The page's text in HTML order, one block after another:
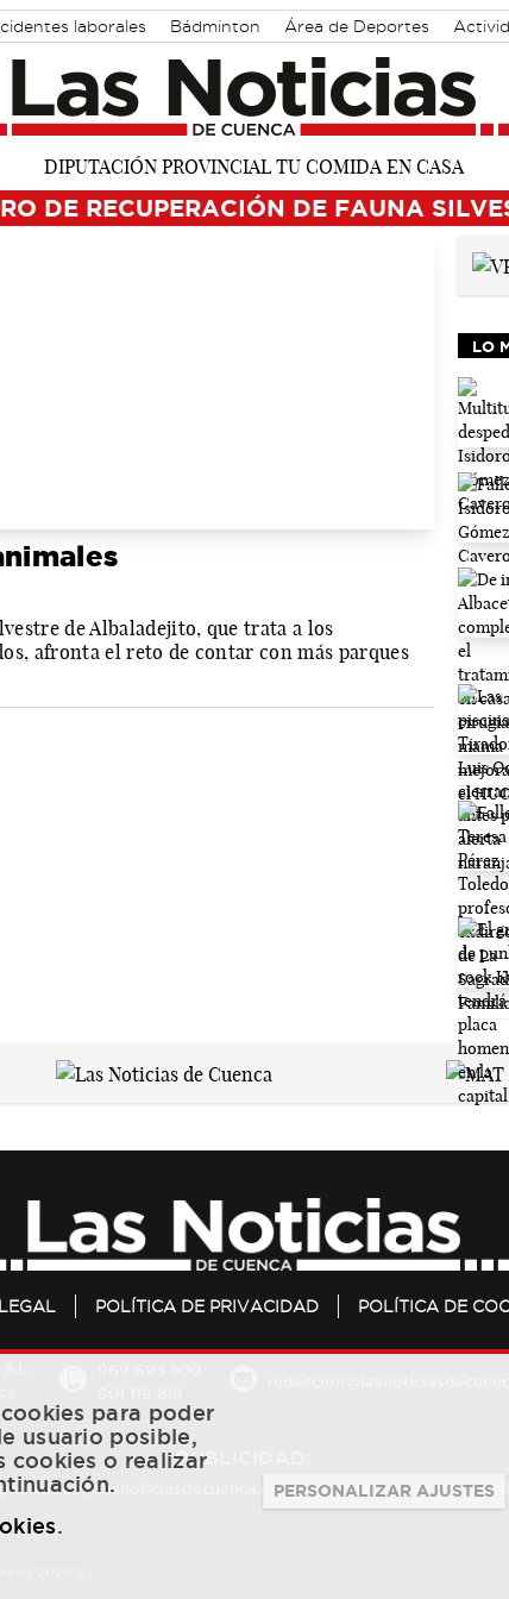
laborales Bádminton Área de Deportes
DE RECUPERACIÓN DE FAUNA
de Albaladejito, que trata a los
afronta el reto de contar con más parques
LO
POLÍTICA DE PRIVACIDAD POLÍTICA DE
PUBLICIDAD:
684 126 573 / 670 726
para poder
usuario posible,
cookies o realizar
.
PERSONALIZAR AJUSTES